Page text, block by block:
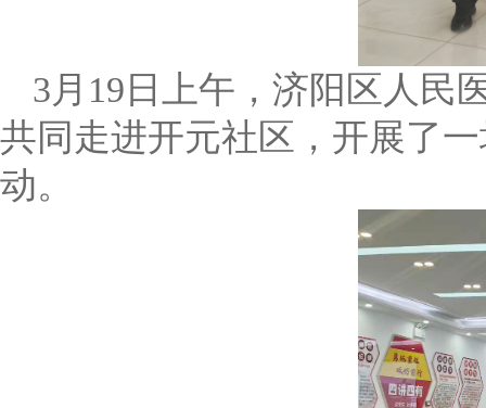
3月19日上午，济阳区人民
共同走进开元社区，开展了
动。